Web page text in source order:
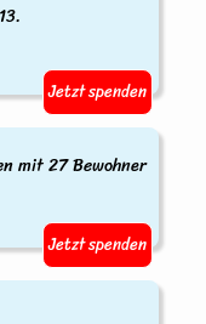
Jetzt spenden
mit 27 Bewohner
Jetzt spenden